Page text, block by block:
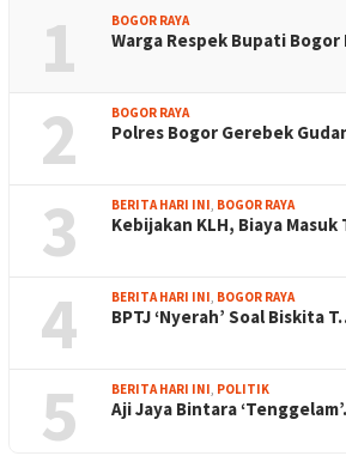
1 BOGOR RAYA
Warga Respek Bupati
2 BOGOR RAYA
Polres Bogor Gerebek
3 BERITA HARI INI, BOGOR RAYA
Kebijakan KLH, Biaya
4 BERITA HARI INI, BOGOR RAYA
BPTJ ‘Nyerah’ Soal Biskita
5 BERITA HARI INI, POLITIK
Aji Jaya Bintara